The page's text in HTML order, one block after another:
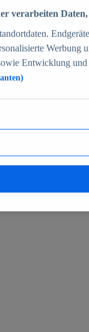
70+
verarbeiten
Werbung
Entwicklung